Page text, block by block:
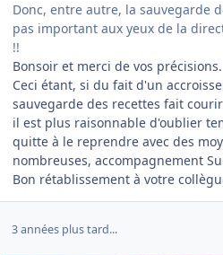
Donc, entre autre, la sauvegarde
pas important aux yeux de la
!!
Bonsoir et merci de vos précisions.
Ceci étant, si du fait d'un
sauvegarde des recettes fait
il est plus raisonnable d'oublier
quitte à le reprendre avec des
nombreuses, accompagnement
Bon rétablissement à votre
3 années plus tard...